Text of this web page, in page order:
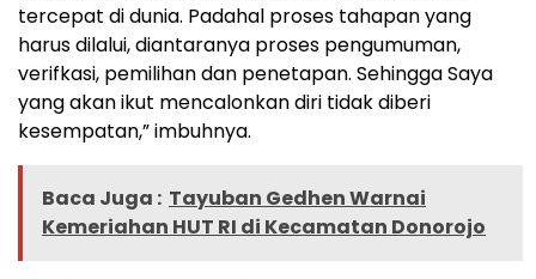
tercepat di dunia. Padahal proses tahapan yang
harus dilalui, diantaranya proses pengumuman,
verifkasi, pemilihan dan penetapan. Sehingga Saya
yang akan ikut mencalonkan diri tidak diberi
kesempatan,” imbuhnya.
Baca Juga : Tayuban Gedhen Warnai
Kemeriahan HUT RI di Kecamatan Donorojo